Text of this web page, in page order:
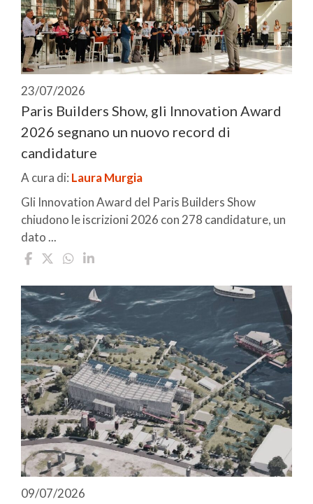
23/07/2026
Paris Builders Show, gli Innovation Award
2026 segnano un nuovo record di
candidature
A cura di: Laura Murgia
Gli Innovation Award del Paris Builders Show
chiudono le iscrizioni 2026 con 278 candidature, un
dato ...
09/07/2026